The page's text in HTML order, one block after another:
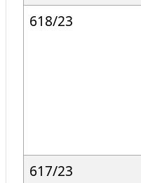
618/23
617/23